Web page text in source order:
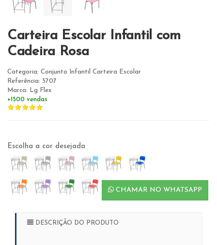
Carteira Escolar Infantil com
Cadeira Rosa
Categoria: Conjunto Infantil Carteira Escolar
Referência: 5707
Marca: Lg Flex
+1500 vendas
Escolha a cor desejada
CHAMAR NO WHATSAPP
DESCRIÇÃO DO PRODUTO